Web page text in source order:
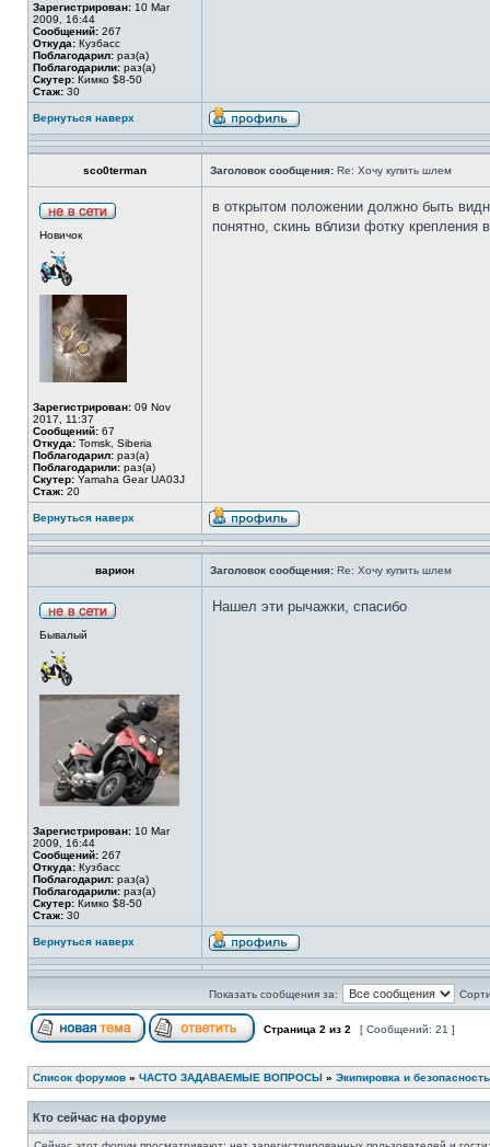
Зарегистрирован: 10 Mar
2009, 16:44
Сообщений: 267
Откуда: Кузбасс
Поблагодарил: раз(а)
Поблагодарили: раз(а)
Скутер: Кимко $8-50
Стаж: 30
Вернуться наверх
sco0terman Заголовок сообщения: Re: Хочу купить шлем
Новичок
Зарегистрирован: 09 Nov
2017, 11:37
Сообщений: 67
Откуда: Tomsk, Siberia
Поблагодарил: раз(а)
Поблагодарили: раз(а)
Скутер: Yamaha Gear UA03J
Стаж: 20
в открытом положении должно быть
понятно, скинь вблизи фотку
Вернуться наверх
варион Заголовок сообщения: Re: Хочу купить шлем
Бывалый
Зарегистрирован: 10 Mar
2009, 16:44
Сообщений: 267
Откуда: Кузбасс
Поблагодарил: раз(а)
Поблагодарили: раз(а)
Скутер: Кимко $8-50
Стаж: 30
Нашел эти рычажки, спасибо
Вернуться наверх
Показать сообщения за:
Страница 2 из 2 [ Сообщений: 21 ]
Список форумов » ЧАСТО ЗАДАВАЕМЫЕ ВОПРОСЫ » Экипировка и безопасность
Кто сейчас на форуме